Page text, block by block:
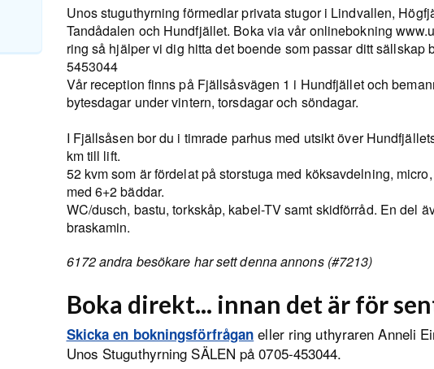
Unos stuguthyrning förmedlar privata stugor i Lindvallen,
Tandådalen och Hundfjället. Boka via vår onlinebokning
ring så hjälper vi dig hitta det boende som passar ditt sällskap
5453044
Vår reception finns på Fjällsåsvägen 1 i Hundfjället och
bytesdagar under vintern, torsdagar och söndagar.
I Fjällsåsen bor du i timrade parhus med utsikt över
km till lift.
52 kvm som är fördelat på storstuga med köksavdelning,
med 6+2 bäddar.
WC/dusch, bastu, torkskåp, kabel-TV samt skidförråd. En del
braskamin.
6172 andra besökare har sett denna annons (#7213)
Boka direkt... innan det är för
Skicka en bokningsförfrågan eller ring uthyraren Anneli
Unos Stuguthyrning SÄLEN på 0705-453044.